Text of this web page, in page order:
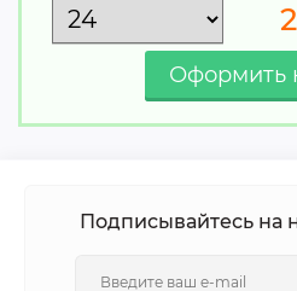
Подписывайтесь на